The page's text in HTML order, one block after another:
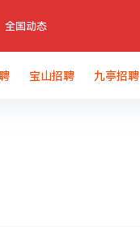
全国动态
宝山招聘 九亭招聘